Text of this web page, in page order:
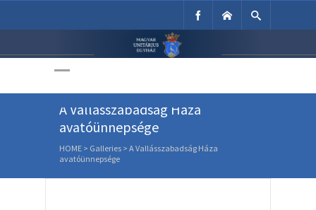
Unitárius Egyház
A Vallásszabadság Háza
avatóünnepsége
HOME > Galleries > A Vallásszabadság Háza
avatóünnepsége